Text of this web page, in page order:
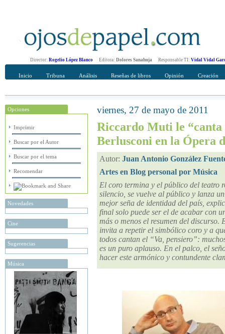
Director: Rogelio López Blanco Editora: Dolores Sanahuja Responsable TI: Vidal Vidal
Inicio Tribuna Análisis Reseñas de libros Opinión Creación
Opciones
Imprimir
Buscar por el Autor
Buscar por el tema
Recomendar
Novedades
Cine
Sugerencias
Música
Recomendar
viernes, 27 de mayo de 2011
Riccardo Muti le “canta
Berlusconi en la Ópera
Autor: Juan Antonio González
Artes en Blog personal por Música
El coro termina y el público del teatro
silencio, se vuelve al público y lanza
mejor seña de identidad del país,
final solo puede ser el de acabar con
más o menos el resumen del
invita a repetir el simbólico coro y a
todos cantan el “Va, pensiero”:
es un puro aplauso. En el palco, el
hacer este armónico y contundente